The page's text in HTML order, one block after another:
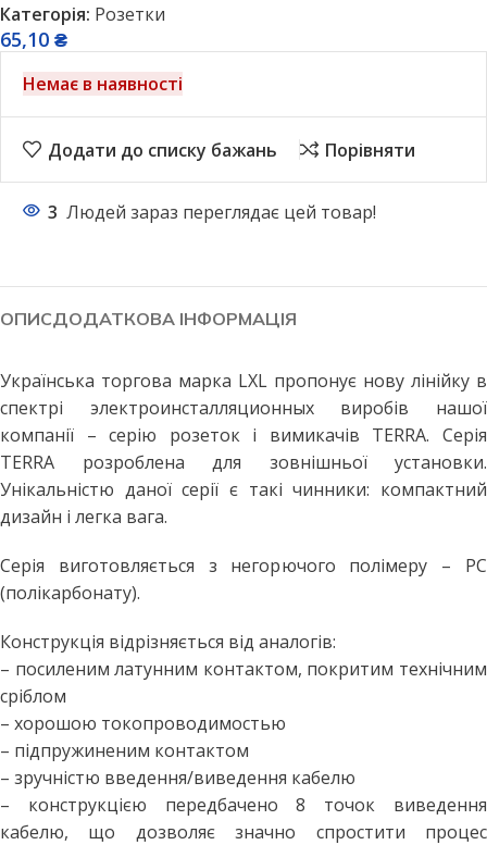
Категорія: Розетки
65,10 ₴
Немає в наявності
Додати до списку бажань Порівняти
3 Людей зараз переглядає цей товар!
ОПИСДОДАТКОВА ІНФОРМАЦІЯ
Українська торгова марка LXL пропонує нову лінійку в
спектрі электроинсталляционных виробів нашої
компанії – серію розеток і вимикачів TERRA. Серія
TERRA розроблена для зовнішньої установки.
Унікальністю даної серії є такі чинники: компактний
дизайн і легка вага.
Серія виготовляється з негорючого полімеру – PC
(полікарбонату).
Конструкція відрізняється від аналогів:
– посиленим латунним контактом, покритим технічним
сріблом
– хорошою токопроводимостью
– підпружиненим контактом
– зручністю введення/виведення кабелю
– конструкцією передбачено 8 точок виведення
кабелю, що дозволяє значно спростити процес